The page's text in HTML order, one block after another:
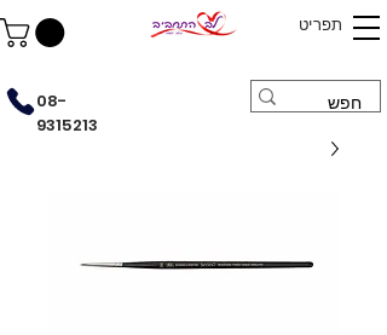
תפריט
08-
9315213